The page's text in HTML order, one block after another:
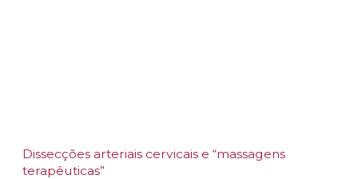
Dissecções arteriais cervicais e “massagens
terapêuticas”